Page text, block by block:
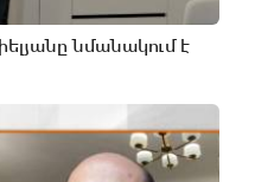
նմանակում է